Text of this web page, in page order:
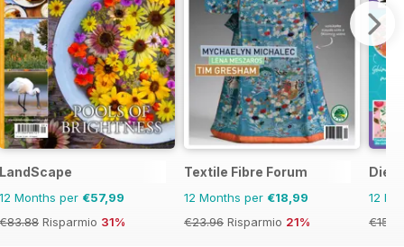
LandScape
12 Months per €57,99
€83.88 Risparmio 31%
Textile Fibre Forum
12 Months per €18,99
€23.96 Risparmio 21%
Die-
12